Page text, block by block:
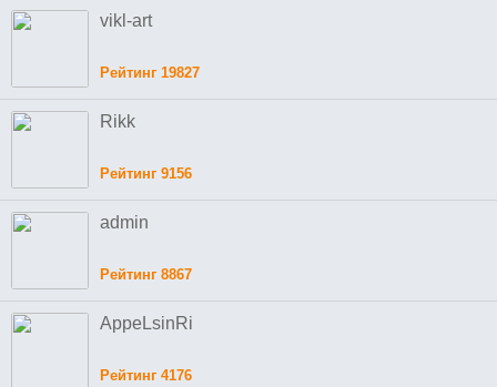
vikl-art
Рейтинг 19827
Rikk
Рейтинг 9156
admin
Рейтинг 8867
AppeLsinRi
Рейтинг 4176